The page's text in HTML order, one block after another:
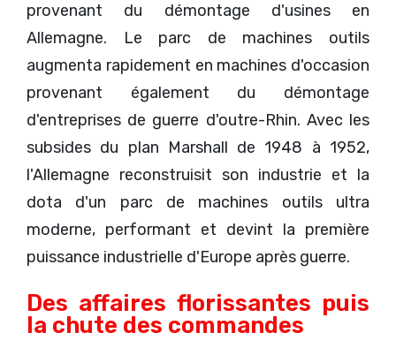
provenant du démontage d'usines en
Allemagne. Le parc de machines outils
augmenta rapidement en machines d'occasion
provenant également du démontage
d'entreprises de guerre d'outre-Rhin. Avec les
subsides du plan Marshall de 1948 à 1952,
l'Allemagne reconstruisit son industrie et la
dota d'un parc de machines outils ultra
moderne, performant et devint la première
puissance industrielle d'Europe après guerre.
Des affaires florissantes puis
la chute des commandes